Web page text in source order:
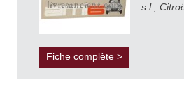
s.l.,
Fiche complète >